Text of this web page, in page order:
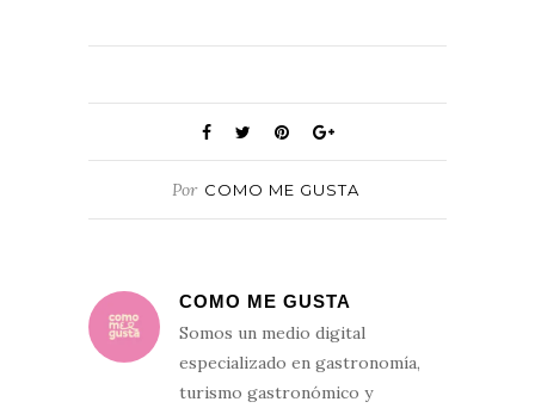
Por COMO ME GUSTA
COMO ME GUSTA
Somos un medio digital
especializado en gastronomía,
turismo gastronómico y